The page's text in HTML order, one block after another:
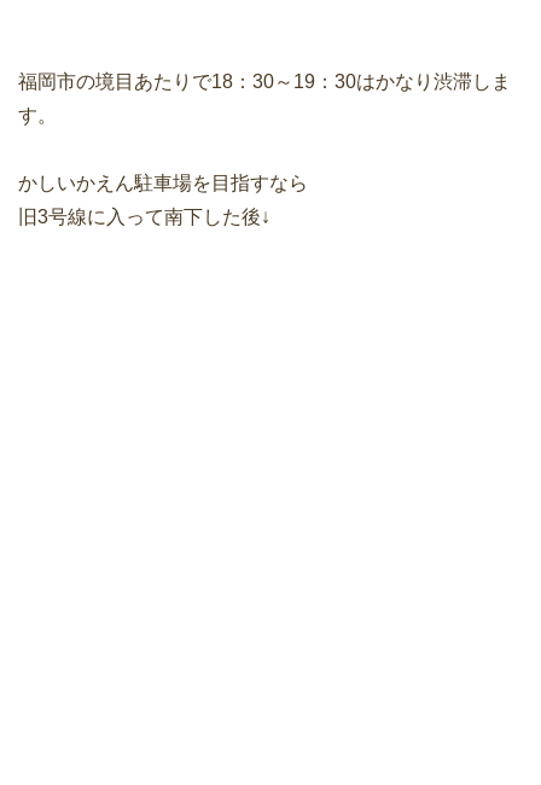
福岡市の境目あたりで18：30～19：30はかなり渋滞しま
す。
かしいかえん駐車場を目指すなら
旧3号線に入って南下した後↓